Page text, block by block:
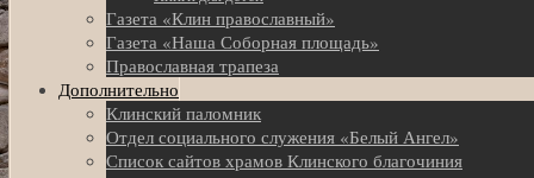
Газета «Клин православный»
Газета «Наша Соборная площадь»
Православная трапеза
Дополнительно
Клинский паломник
Отдел социального служения «Белый Ангел»
Список сайтов храмов Клинского благочиния